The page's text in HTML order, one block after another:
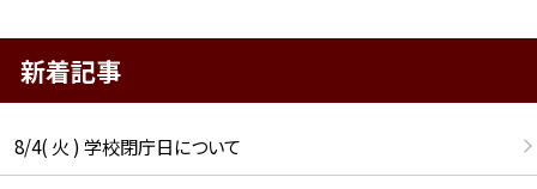
新着記事
8/4( 火 ) 学校閉庁日について